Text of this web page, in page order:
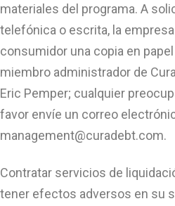
materiales del programa. A
telefónica o escrita, la
consumidor una copia en
miembro administrador de
Eric Pemper; cualquier
favor envíe un correo
management@curadebt.com.
Contratar servicios de
tener efectos adversos en su